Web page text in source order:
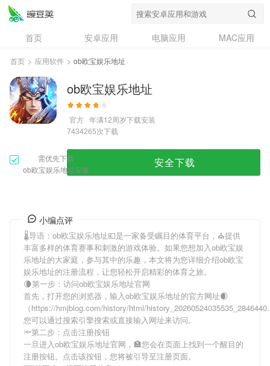
首页 安卓应用 电脑应用
MAC应用
资讯
专题
问答
首页 > 应用软件 > ob欧宝娱乐地址
ob欧宝娱乐地址
官方 年满12周岁下载安装
7434265次下载
需优先下载
ob欧宝娱乐地址安装
安全下载
小编点评
🌡导语： ob欧宝娱乐地址💶是一家备受瞩目的体育平台，⛪️提供
丰富多样的体育赛事和刺激的游戏体验。如果您想加入ob欧宝娱
乐地址的大家庭，参与其中的乐趣，本文将为您详细介绍ob欧宝
娱乐地址的注册流程，让您轻松开启精彩的体育之旅。
🌘第一步：访问ob欧宝娱乐地址官网
首先，打开您的浏览器，输入ob欧宝娱乐地址的官方网址🌒
（https://hmjblog.com/history/html/
您可以通过搜索引擎搜索或直接输入网址来访问。
🔦第二步：点击注册按钮
一旦进入ob欧宝娱乐地址官网，🏣您会在页面上找到一个醒目的
注册按钮。点击该按钮，您将被引导至注册页面。